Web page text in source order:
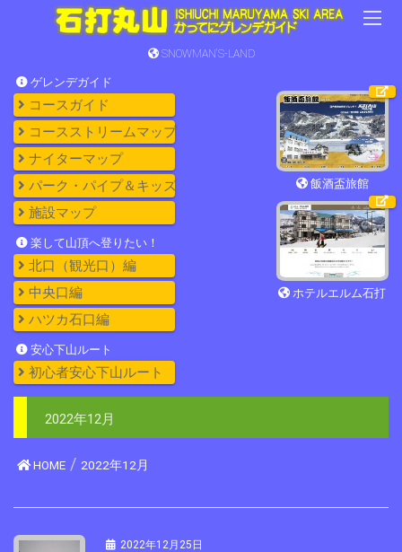
SNOWMAN'S-LAND
ゲレンデガイド
コースガイド
コースストリームマップ
ナイターマップ
パーク・パイプ＆キッズ
施設マップ
楽して山頂へ登りたい！
北口（観光口）編
中央口編
ハツカ石口編
安心下山ルート
初心者安心下山ルート
飯酒盃旅館
ホテルエルム石打
2022年12月
HOME 2022年12月
2022年12月25日